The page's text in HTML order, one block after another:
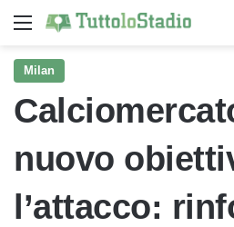
Menu
Milan
nuovo
l’attacco: